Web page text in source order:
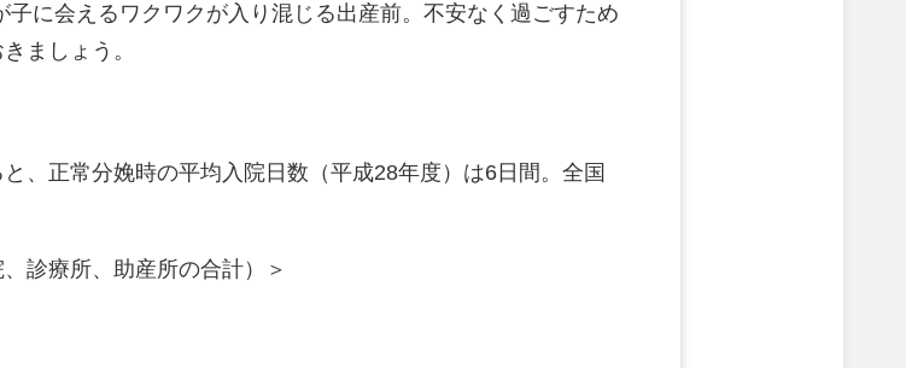
に会えるワクワクが入り混じる出産前。不安なく過ごすため
ましょう。
、正常分娩時の平均入院日数（平成28年度）は6日間。全国
診療所、助産所の合計）＞